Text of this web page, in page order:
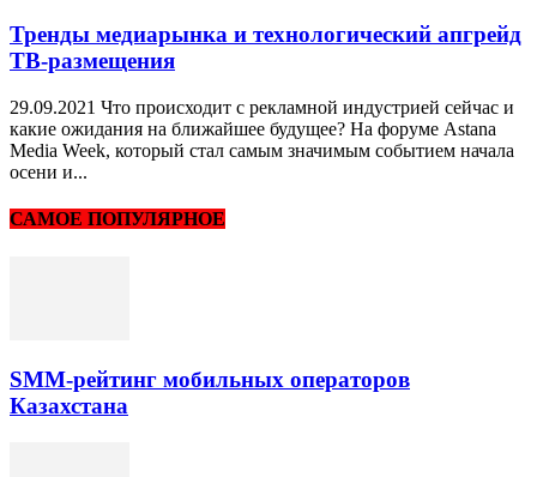
Тренды медиарынка и технологический апгрейд
ТВ-размещения
29.09.2021 Что происходит с рекламной индустрией сейчас и
какие ожидания на ближайшее будущее? На форуме Astanа
Media Week, который стал самым значимым событием начала
осени и...
САМОЕ ПОПУЛЯРНОЕ
SMM-рейтинг мобильных операторов
Казахстана